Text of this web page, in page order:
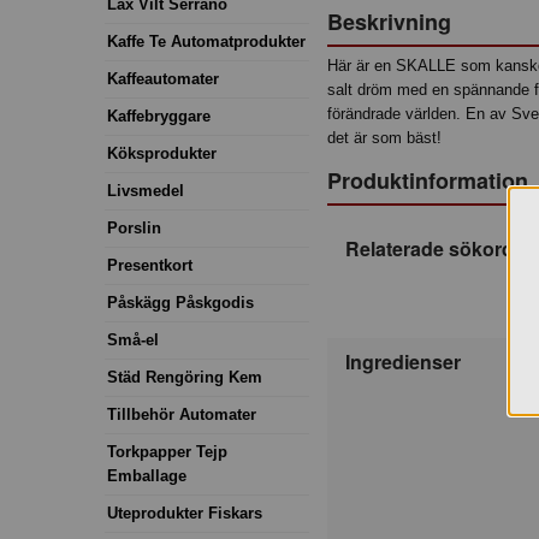
Lax Vilt Serrano
Kaffe Te Automatprodukter
Kaffeautomater
Kaffebryggare
Köksprodukter
Livsmedel
Porslin
Presentkort
Påskägg Påskgodis
Små-el
Städ Rengöring Kem
Tillbehör Automater
Torkpapper Tejp
Emballage
Uteprodukter Fiskars
Beskrivning
Här är en SKALLE som
salt dröm med en spännande
förändrade världen. En av
det är som bäst!
Produktinformation
Relaterade sökord
Ingredienser